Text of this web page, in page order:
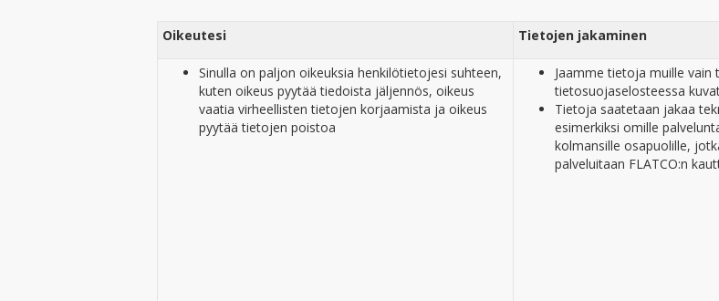
Oikeutesi Tietojen jakaminen
Sinulla on paljon oikeuksia henkilötietojesi suhteen,
kuten oikeus pyytää tiedoista jäljennös, oikeus
vaatia virheellisten tietojen korjaamista ja oikeus
pyytää tietojen poistoa
Jaamme tietoja muille vain
tietosuojaselosteessa
Tietoja saatetaan jakaa
esimerkiksi omille
kolmansille osapuolille,
palveluitaan FLATCO:n